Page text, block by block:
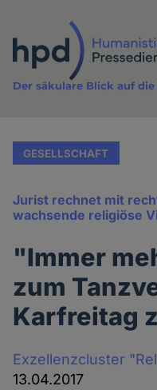
Inhalt
Der säkulare Blick auf die
GESELLSCHAFT
Jurist rechnet mit
wachsende religiöse
"Immer
zum
Karfreitag
Exzellenzcluster
13.04.2017